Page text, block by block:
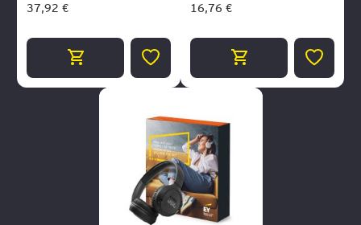
37,92 €
ZUR
HINZUFÜGEN
16,76 €
ZUR